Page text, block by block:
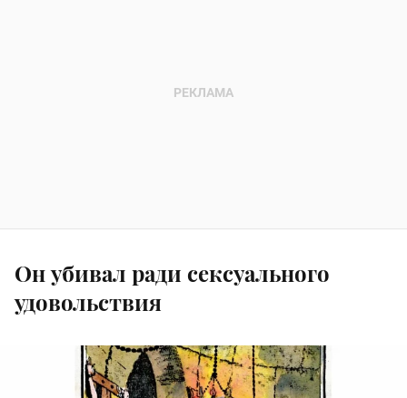
Он убивал ради сексуального
удовольствия